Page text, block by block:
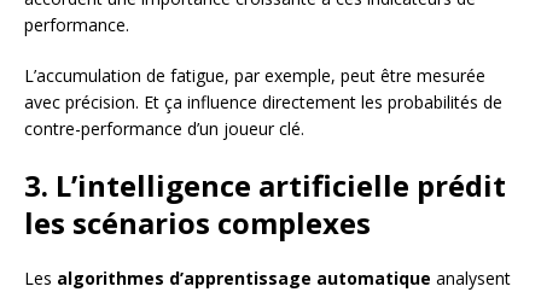
performance.
L’accumulation de fatigue, par exemple, peut être mesurée
avec précision. Et ça influence directement les probabilités de
contre-performance d’un joueur clé.
3. L’intelligence artificielle prédit
les scénarios complexes
Les algorithmes d’apprentissage automatique analysent